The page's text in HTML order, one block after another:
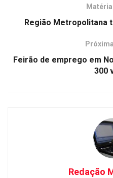
Região Metropolitana
Feirão de emprego em
300
Redação